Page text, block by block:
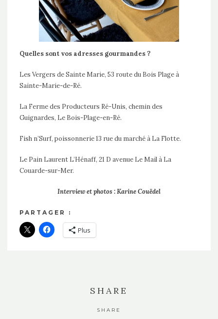
Quelles sont vos adresses gourmandes ?
Les Vergers de Sainte Marie, 53 route du Bois Plage à
Sainte-Marie-de-Ré.
La Ferme des Producteurs Ré-Unis, chemin des
Guignardes, Le Bois-Plage-en-Ré.
Fish n’Surf, poissonnerie 13 rue du marché à La Flotte.
Le Pain Laurent L’Hénaff, 21 D avenue Le Mail à La
Couarde-sur-Mer.
Interview et photos : Karine Couëdel
PARTAGER :
Plus
SHARE
SHARE